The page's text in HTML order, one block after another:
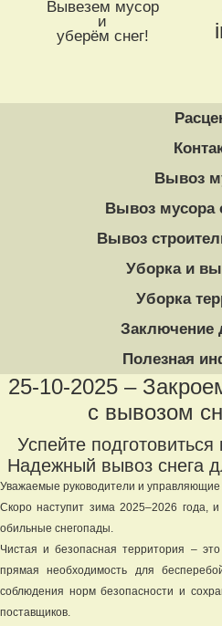
Вывезем мусор
и
уберём снег!
Вывоз
Вывоз мусора
Вывоз
Уборка и
Уборка
Заключение
Полезная
25-10-2025 –
с вывозом
Успейте
Надежный вывоз снега
Уважаемые руководители и управляющие
Скоро наступит зима 2025–2026 года,
обильные снегопады.
Чистая и безопасная территория –
прямая необходимость для
соблюдения норм безопасности и
поставщиков.